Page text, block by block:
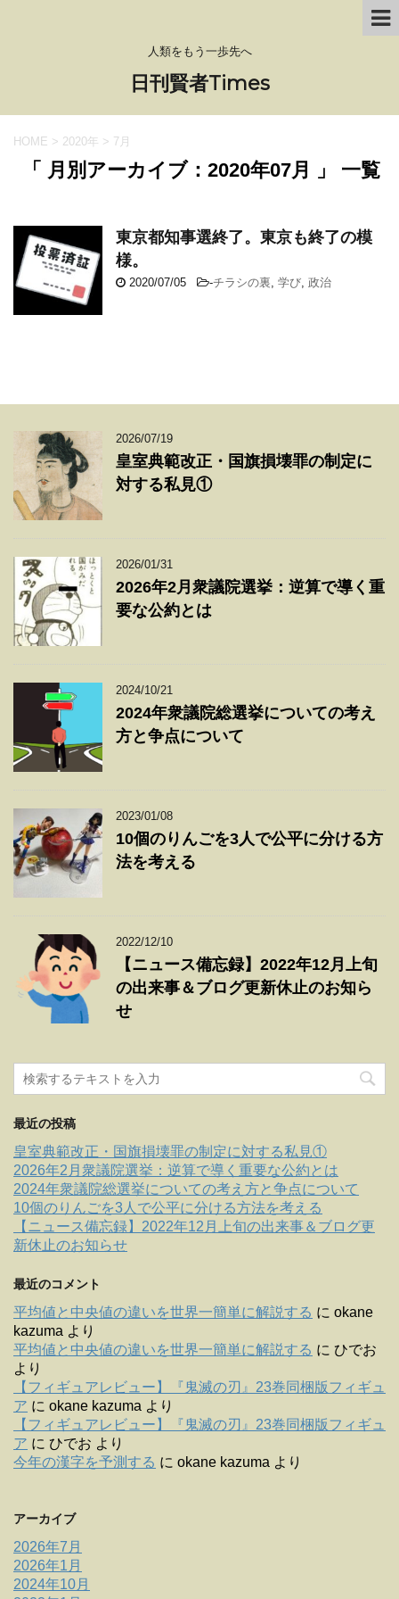
人類をもう一歩先へ
日刊賢者Times
HOME > 2020年 > 7月
「 月別アーカイブ：2020年07月 」 一覧
東京都知事選終了。東京も終了の模
様。
2020/07/05 -チラシの裏, 学び, 政治
2026/07/19
皇室典範改正・国旗損壊罪の制定に
対する私見①
2026/01/31
2026年2月衆議院選挙：逆算で導く重
要な公約とは
2024/10/21
2024年衆議院総選挙についての考え
方と争点について
2023/01/08
10個のりんごを3人で公平に分ける方
法を考える
2022/12/10
【ニュース備忘録】2022年12月上旬
の出来事＆ブログ更新休止のお知ら
せ
最近の投稿
皇室典範改正・国旗損壊罪の制定に対する私見①
2026年2月衆議院選挙：逆算で導く重要な公約とは
2024年衆議院総選挙についての考え方と争点について
10個のりんごを3人で公平に分ける方法を考える
【ニュース備忘録】2022年12月上旬の出来事＆ブログ更
新休止のお知らせ
最近のコメント
平均値と中央値の違いを世界一簡単に解説する に okane
kazuma より
平均値と中央値の違いを世界一簡単に解説する に ひでお
より
【フィギュアレビュー】『鬼滅の刃』23巻同梱版フィギュ
ア に okane kazuma より
【フィギュアレビュー】『鬼滅の刃』23巻同梱版フィギュ
ア に ひでお より
今年の漢字を予測する に okane kazuma より
アーカイブ
2026年7月
2026年1月
2024年10月